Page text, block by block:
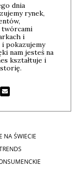
dnia
rynek,
twórcami
i
pokazujemy
nam jesteś na
kształtuje i
NA ŚWIECIE